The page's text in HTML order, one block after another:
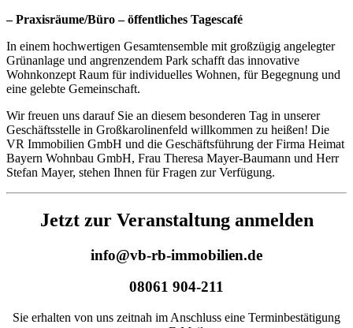
– Praxisräume/Büro – öffentliches Tagescafé
In einem hochwertigen Gesamtensemble mit großzügig angelegter
Grünanlage und angrenzendem Park schafft das innovative
Wohnkonzept Raum für individuelles Wohnen, für Begegnung und
eine gelebte Gemeinschaft.
Wir freuen uns darauf Sie an diesem besonderen Tag in unserer
Geschäftsstelle in Großkarolinenfeld willkommen zu heißen! Die
VR Immobilien GmbH und die Geschäftsführung der Firma Heimat
Bayern Wohnbau GmbH, Frau Theresa Mayer-Baumann und Herr
Stefan Mayer, stehen Ihnen für Fragen zur Verfügung.
Jetzt zur Veranstaltung anmelden
info@vb-rb-immobilien.de
08061 904-211
Sie erhalten von uns zeitnah im Anschluss eine Terminbestätigung